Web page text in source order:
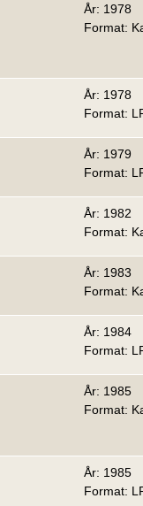
År: 1978
Format:
År: 1978
Format:
År: 1979
Format:
År: 1982
Format:
År: 1983
Format:
År: 1984
Format:
År: 1985
Format:
År: 1985
Format: